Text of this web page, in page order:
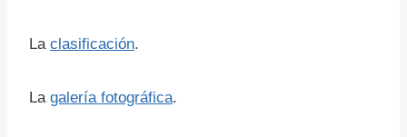
La clasificación.
La galería fotográfica.